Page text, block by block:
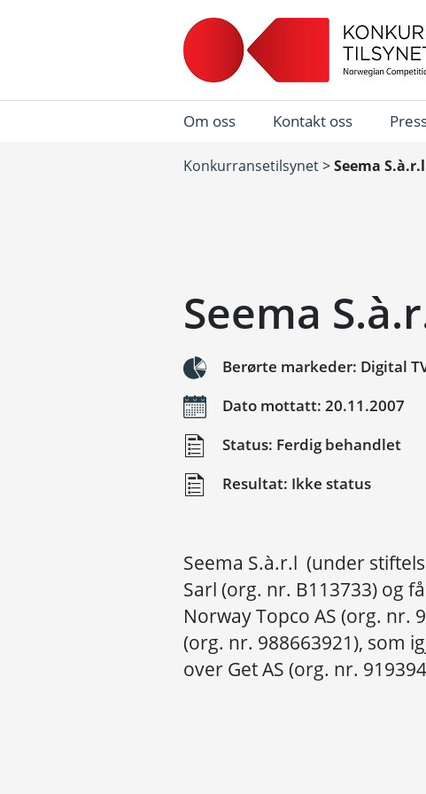
Om oss Kontakt oss
Konkurransetilsynet>Seema
Seema
Berørte markeder: Digital
Dato mottatt: 20.11.2007
Status: Ferdig behandlet
Resultat: Ikke status
Seema S.à.r.l (under
Sarl (org. nr. B113733) og
Norway Topco AS (org. nr.
(org. nr. 988663921), som
over Get AS (org. nr.